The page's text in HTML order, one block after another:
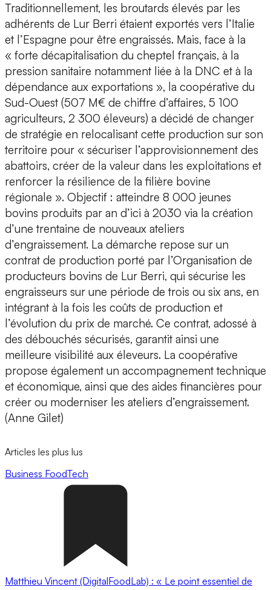
Traditionnellement, les broutards élevés par les
adhérents de Lur Berri étaient exportés vers l’Italie
et l’Espagne pour être engraissés. Mais, face à la
« forte décapitalisation du cheptel français, à la
pression sanitaire notamment liée à la DNC et à la
dépendance aux exportations », la coopérative du
Sud-Ouest (507 M€ de chiffre d’affaires, 5 100
agriculteurs, 2 300 éleveurs) a décidé de changer
de stratégie en relocalisant cette production sur son
territoire pour « sécuriser l’approvisionnement des
abattoirs, créer de la valeur dans les exploitations et
renforcer la résilience de la filière bovine
régionale ». Objectif : atteindre 8 000 jeunes
bovins produits par an d’ici à 2030 via la création
d’une trentaine de nouveaux ateliers
d’engraissement. La démarche repose sur un
contrat de production porté par l’Organisation de
producteurs bovins de Lur Berri, qui sécurise les
engraisseurs sur une période de trois ou six ans, en
intégrant à la fois les coûts de production et
l’évolution du prix de marché. Ce contrat, adossé à
des débouchés sécurisés, garantit ainsi une
meilleure visibilité aux éleveurs. La coopérative
propose également un accompagnement technique
et économique, ainsi que des aides financières pour
créer ou moderniser les ateliers d’engraissement.
(Anne Gilet)
Articles les plus lus
Business FoodTech
Matthieu Vincent (DigitalFoodLab) : « Le point essentiel de